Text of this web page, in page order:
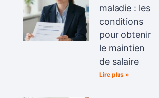
maladie : les
conditions
pour obtenir
le maintien
de salaire
Lire plus »